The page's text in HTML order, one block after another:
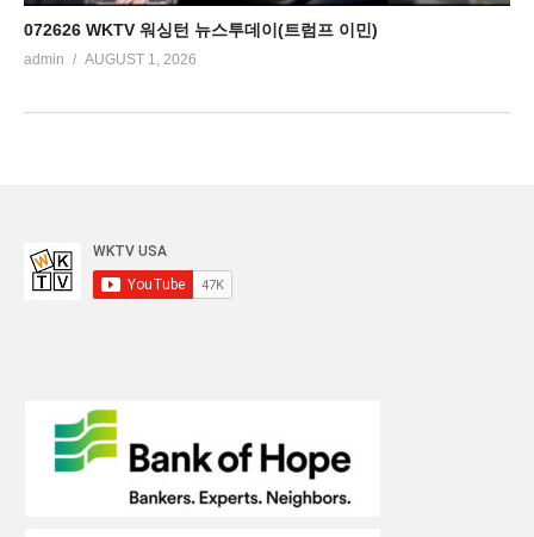
072626 WKTV 워싱턴 뉴스투데이(트럼프 이민)
admin AUGUST 1, 2026